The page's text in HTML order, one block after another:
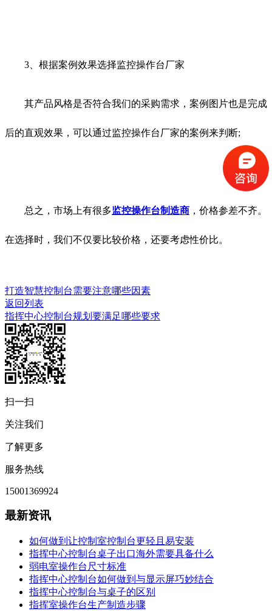
3、根据案例效果选择监控操作台厂家
其产品风格是否符合我们的采购需求，案例图片也是完成
后的直观效果，可以通过监控操作台厂家的案例来判断;
总之，市场上有很多监控操作台制造商 ，价格参差不齐。
在选择时，我们不仅要比较价格，还要考虑性价比。
打造智慧控制台需要注意哪些因素
返回列表
指挥中心控制台规划要满足哪些要求
扫一扫
关注我们
了解更多
服务热线
15001369924
最新资讯
如何做到让控制室控制台更轻且易安装
指挥中心控制台桌子出口海外需要具备什么
弱电室操作台尺寸标准
指挥中心控制台如何做到与显示屏巧妙结合
指挥中心控制台与桌子的区别
指挥室操作台生产制造步骤